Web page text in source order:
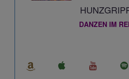
DANZEN IM